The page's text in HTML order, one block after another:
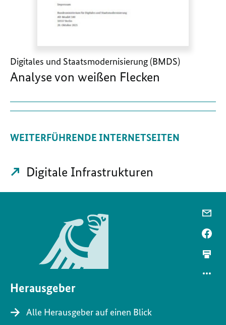
Digitales und Staatsmodernisierung (BMDS)
Analyse von weißen Flecken
WEITERFÜHRENDE INTERNETSEITEN
Digitale Infrastrukturen
Herausgeber
Alle Herausgeber auf einen Blick